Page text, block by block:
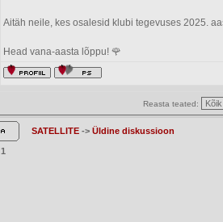
Aitäh neile, kes osalesid klubi tegevuses 2025.
Head vana-aasta lõppu! 🌹
Reasta teated:
SATELLITE -> Üldine diskussioon
1